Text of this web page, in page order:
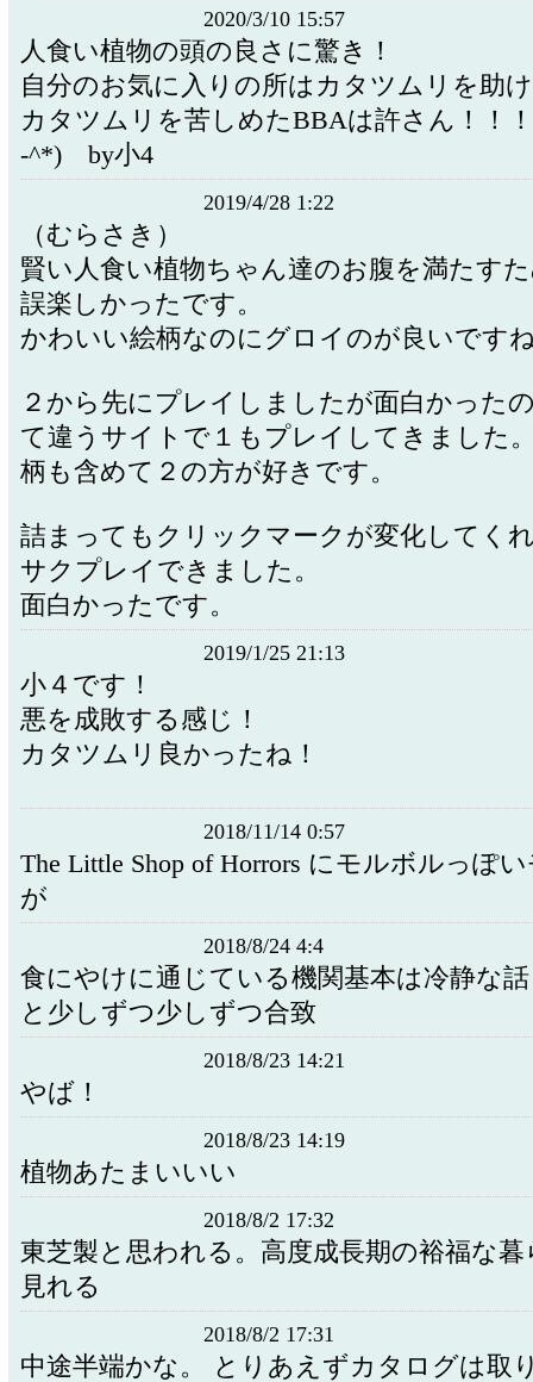
2020/3/10 15:57
人食い植物の頭の良さに驚き！
自分のお気に入りの所はカタツムリを助
カタツムリを苦しめたBBAは許さん！！
-^*) by小4
2019/4/28 1:22
（むらさき）
賢い人食い植物ちゃん達のお腹を満たす
誤楽しかったです。
かわいい絵柄なのにグロイのが良いです
２から先にプレイしましたが面白かった
て違うサイトで１もプレイしてきました
柄も含めて２の方が好きです。
詰まってもクリックマークが変化してく
サクプレイできました。
面白かったです。
2019/1/25 21:13
小４です！
悪を成敗する感じ！
カタツムリ良かったね！
2018/11/14 0:57
The Little Shop of Horrors にモルボルっぽ
が
2018/8/24 4:4
食にやけに通じている機関基本は冷静な
と少しずつ少しずつ合致
2018/8/23 14:21
やば！
2018/8/23 14:19
植物あたまいいい
2018/8/2 17:32
東芝製と思われる。高度成長期の裕福な
見れる
2018/8/2 17:31
中途半端かな。 とりあえずカタログは取